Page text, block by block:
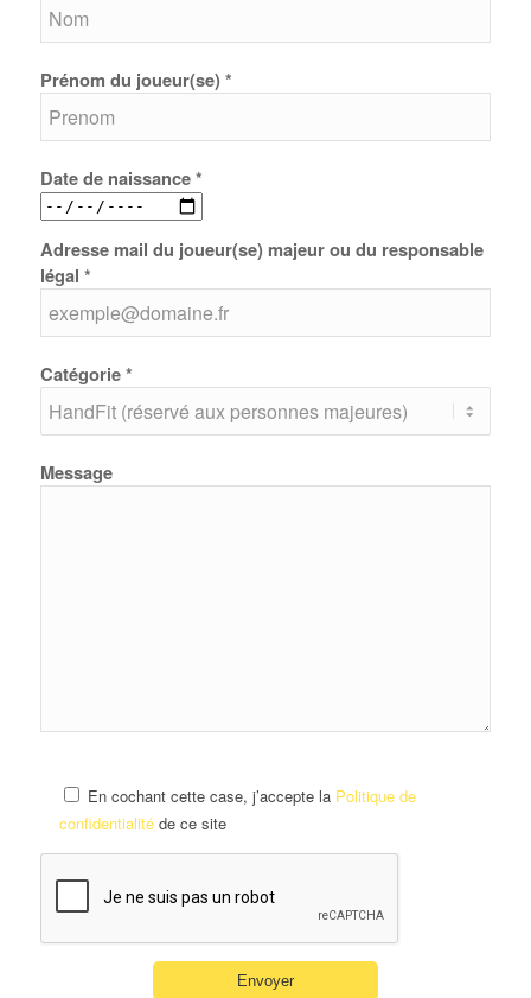
Prénom du joueur(se) *
Date de naissance *
Adresse mail du joueur(se) majeur ou du responsable
légal *
Catégorie *
Message
En cochant cette case, j’accepte la Politique de
confidentialitéde ce site